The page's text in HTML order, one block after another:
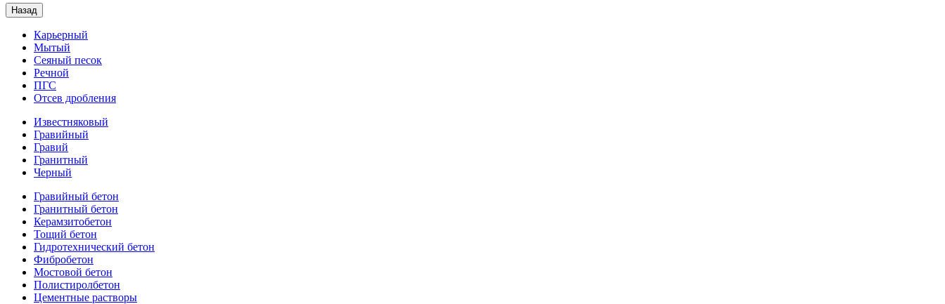
Назад
Карьерный
Мытый
Сеяный песок
Речной
ПГС
Отсев дробления
Известняковый
Гравийный
Гравий
Гранитный
Черный
Гравийный бетон
Гранитный бетон
Керамзитобетон
Тощий бетон
Гидротехнический бетон
Фибробетон
Мостовой бетон
Полистиролбетон
Цементные растворы